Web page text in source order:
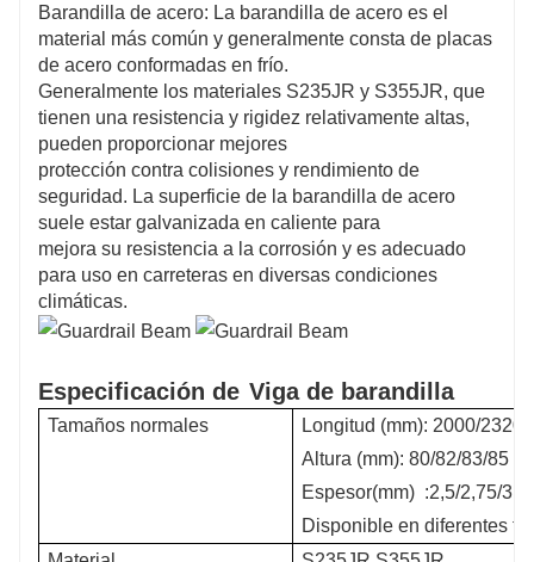
Barandilla de acero: La barandilla de acero es el
material más común y generalmente consta de placas
de acero conformadas en frío.
Generalmente los materiales S235JR y S355JR, que
tienen una resistencia y rigidez relativamente altas,
pueden proporcionar mejores
protección contra colisiones y rendimiento de
seguridad. La superficie de la barandilla de acero
suele estar galvanizada en caliente para
mejora su resistencia a la corrosión y es adecuado
para uso en carreteras en diversas condiciones
climáticas.
Especificación de Viga de barandilla
Tamaños normales
Longitud (mm): 2000/
Altura (mm): 80/82/83/85
Espesor(mm) :2,5/2,75/
Disponible en diferentes